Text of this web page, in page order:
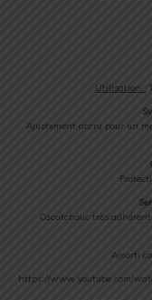
Utilisation :
Ajustement accru pour un
Caoutchouc très
Amorti
https://www.youtube.com/